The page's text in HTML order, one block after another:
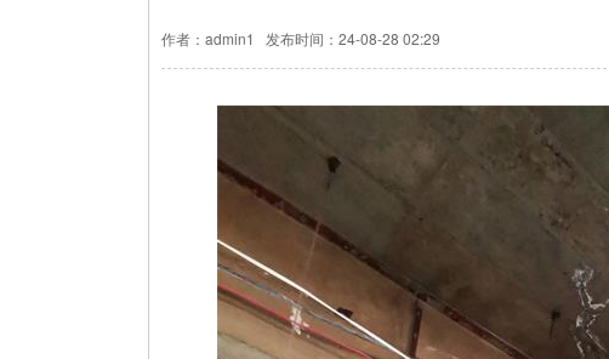
作者：admin1 发布时间：24-08-28 02:29